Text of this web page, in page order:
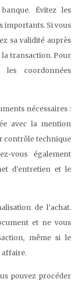
Évitez les
importants. Si vous
sa validité auprès
la transaction. Pour
les coordonnées
nécessaires :
avec la mention
contrôle technique
vous également
d’entretien et le
de l’achat.
et ne vous
même si le
affaire.
pouvez procéder